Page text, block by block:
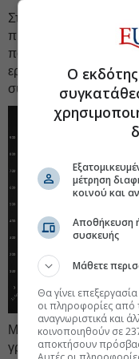
Στην τρίτη παρέμβασή
προκαταλήψεις», ο
που σύμφωνα με τον
ερώτημα: «Τι
σύστημα, το να
Με αφετηρία την
γράφημα αναπαριστά
Ο
μέτρηση
κοινού και
Αποθήκευση
συσκευής
Μάθετε
Θα γίνει
οι πληροφορίες από
αναγνωριστικά και
κοινοποιηθούν σε
αποκτήσουν